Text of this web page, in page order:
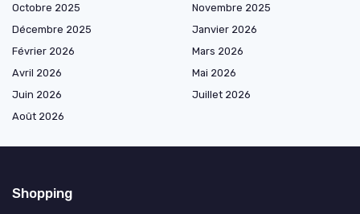
Octobre 2025
Novembre 2025
Décembre 2025
Janvier 2026
Février 2026
Mars 2026
Avril 2026
Mai 2026
Juin 2026
Juillet 2026
Août 2026
Shopping